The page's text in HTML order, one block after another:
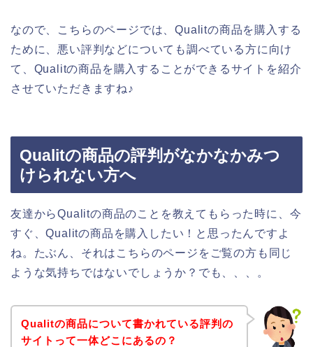
なので、こちらのページでは、Qualitの商品を購入する
ために、悪い評判などについても調べている方に向け
て、Qualitの商品を購入することができるサイトを紹介
させていただきますね♪
Qualitの商品の評判がなかなかみつ
けられない方へ
友達からQualitの商品のことを教えてもらった時に、今
すぐ、Qualitの商品を購入したい！と思ったんですよ
ね。たぶん、それはこちらのページをご覧の方も同じ
ような気持ちではないでしょうか？でも、、、。
Qualitの商品について書かれている評判の
サイトって一体どこにあるの？